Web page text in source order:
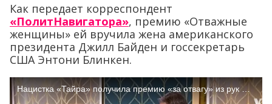
Как передает корреспондент
«ПолитНавигатора», премию «Отважные
женщины» ей вручила жена американского
президента Джилл Байден и госсекретарь
США Энтони Блинкен.